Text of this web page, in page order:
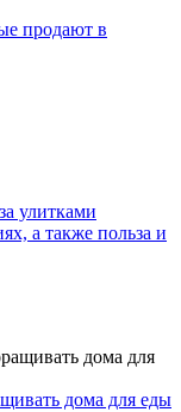
продают в
улитками
а также польза и
дома для еды